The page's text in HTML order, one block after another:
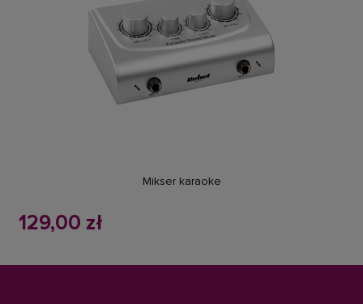
Mikser karaoke
129,00 zł
powiadom o dostępności